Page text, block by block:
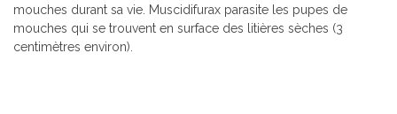
mouches durant sa vie. Muscidifurax parasite les pupes de
mouches qui se trouvent en surface des litières sèches (3
centimètres environ).